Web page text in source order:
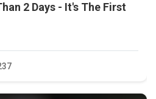
2 Days - It's The First